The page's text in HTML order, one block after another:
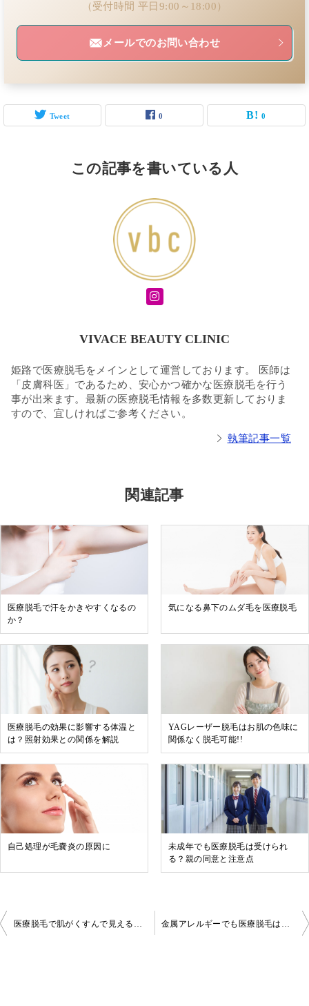
（受付時間 平日9:00～18:00）
メールでのお問い合わせ
Tweet 0 0
この記事を書いている人
VIVACE BEAUTY CLINIC
姫路で医療脱毛をメインとして運営しております。 医師は
「皮膚科医」であるため、安心かつ確かな医療脱毛を行う
事が出来ます。最新の医療脱毛情報を多数更新しておりま
すので、宜しければご参考ください。
執筆記事一覧
関連記事
医療脱毛で汗をかきやすくなるの
か？
気になる鼻下のムダ毛を医療脱毛
医療脱毛の効果に影響する体温と
は？照射効果との関係を解説
YAGレーザー脱毛はお肌の色味に
関係なく脱毛可能!!
自己処理が毛嚢炎の原因に
未成年でも医療脱毛は受けられ
る？親の同意と注意点
投